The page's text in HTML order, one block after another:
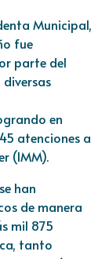
Municipal,
fue
parte del
en
atenciones a
(IMM).
han
de manera
mil 875
tanto